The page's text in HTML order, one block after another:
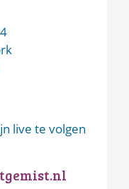
live te volgen